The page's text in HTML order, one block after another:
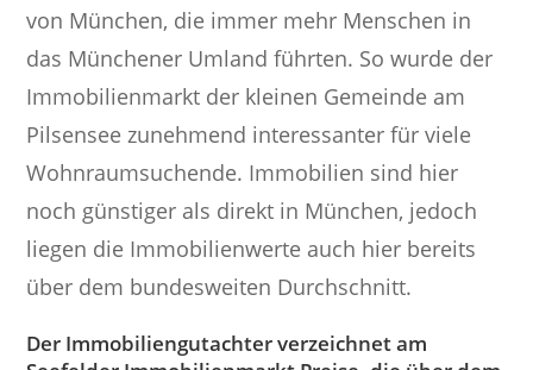
von München, die immer mehr Menschen in
das Münchener Umland führten. So wurde der
Immobilienmarkt der kleinen Gemeinde am
Pilsensee zunehmend interessanter für viele
Wohnraumsuchende. Immobilien sind hier
noch günstiger als direkt in München, jedoch
liegen die Immobilienwerte auch hier bereits
über dem bundesweiten Durchschnitt.
Der Immobiliengutachter verzeichnet am